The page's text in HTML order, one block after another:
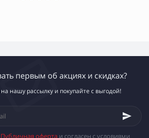
первым об акциях и скидках?
нашу рассылку и покупайте с выгодой!
Публичная оферта и согласен с условиями